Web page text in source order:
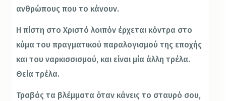
ανθρώπους που το κάνουν.
Η πίστη στο Χριστό λοιπόν έρχεται κόντρα στο
κύμα του πραγματικού παραλογισμού της εποχής
και του ναρκισσισμού, και είναι μία άλλη τρέλα.
Θεία τρέλα.
Τραβάς τα βλέμματα όταν κάνεις το σταυρό σου,